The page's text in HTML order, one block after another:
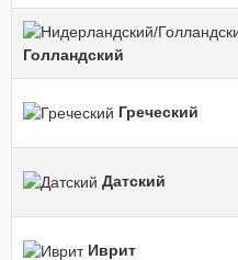
Голландский
Греческий
Датский
Иврит